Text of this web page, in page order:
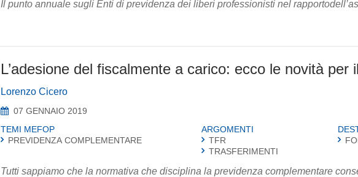
Il punto annuale sugli Enti di previdenza dei liberi professionisti nel
L’adesione del fiscalmente a carico: ecco le novità per
Lorenzo Cicero
07 GENNAIO 2019
TEMI MEFOP
PREVIDENZA COMPLEMENTARE
ARGOMENTI
TFR
TRASFERIMENTI
Tutti sappiamo che la normativa che disciplina la previdenza complementare